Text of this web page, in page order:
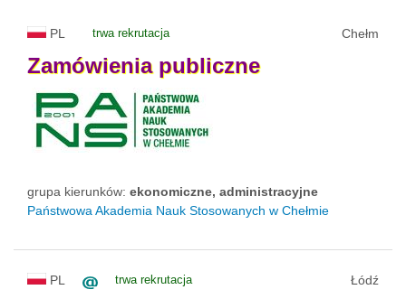
PL trwa rekrutacja Chełm
Zamówienia publiczne
grupa kierunków: ekonomiczne, administracyjne
Państwowa Akademia Nauk Stosowanych w Chełmie
PL trwa rekrutacja Łódź